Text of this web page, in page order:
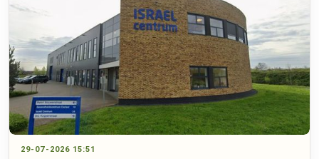
29-07-2026 15:51